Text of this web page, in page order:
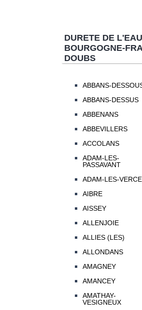
DURETE DE L'EAU
BOURGOGNE-
DOUBS
ABBANS-
ABBANS-DESSUS
ABBENANS
ABBEVILLERS
ACCOLANS
ADAM-LES-
PASSAVANT
ADAM-LES-
AIBRE
AISSEY
ALLENJOIE
ALLIES (LES)
ALLONDANS
AMAGNEY
AMANCEY
AMATHAY-
VESIGNEUX